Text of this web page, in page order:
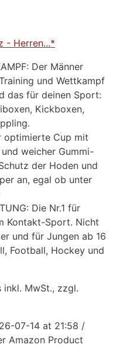
- Herren...*
Der Männer
und Wettkampf
das für deinen Sport:
Kickboxen,
optimierte Cup mit
weicher Gummi-
der Hoden und
an, egal ob unter
Die Nr.1 für
Kontakt-Sport. Nicht
und für Jungen ab 16
Football, Hockey und
inkl. MwSt., zzgl.
07-14 at 21:58 /
Amazon Product